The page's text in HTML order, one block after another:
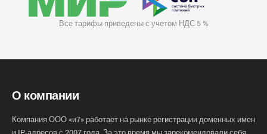
Все тарифы приведены с учетом НДС 5 %
О компании
Компания ООО «и7» работает на рынке регистрации доменных имен